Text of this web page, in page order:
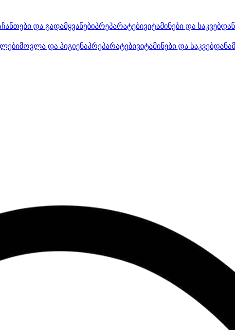
ჩანთები და გადამყვანებიპრეპარატებივიტამინები და
მოვლა და ჰიგიენაპრეპარატებივიტამინები და